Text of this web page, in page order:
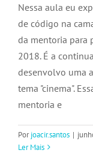
Nessa aula eu
de código na
da mentoria para
2018. É a
desenvolvo uma
tema "cinema".
mentoria e
Porjoacir.santos |
Ler Mais